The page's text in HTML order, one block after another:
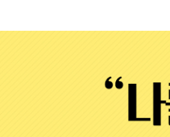
겨진 혼돈 : 겉멋과 삼천포를 피할
며 이기는 대화 : 아무도 말해주지
품을 골라내기 : 팔 만한 가치가 있